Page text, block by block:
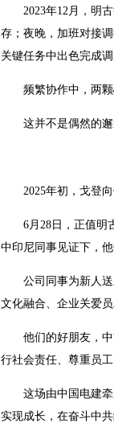
2023年12月，明
存；夜晚，加班对接
关键任务中出色完成
频繁协作中，两
这并不是偶然的
2025年初，戈登
6月28日，正值明
中印尼同事见证下，
公司同事为新人
文化融合、企业关爱
他们的好朋友，
行社会责任、尊重员
这场由中国电建
实现成长，在奋斗中共